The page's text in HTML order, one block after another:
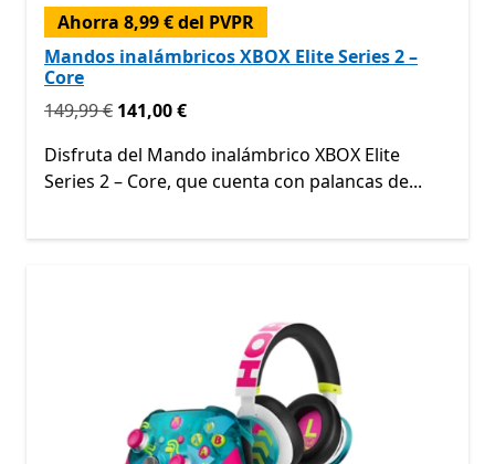
Ahorra 8,99 € del PVPR
Mandos inalámbricos XBOX Elite Series 2 –
Core
Originalmente 149,99 € ahora 141,00 €
149,99 € 141,00 €
Disfruta del Mando inalámbrico XBOX Elite
Series 2 – Core, que cuenta con palancas de...